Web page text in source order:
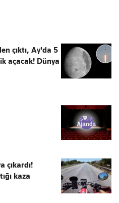
çıktı, Ay'da 5
açacak! Dünya
çıkardı!
kaza